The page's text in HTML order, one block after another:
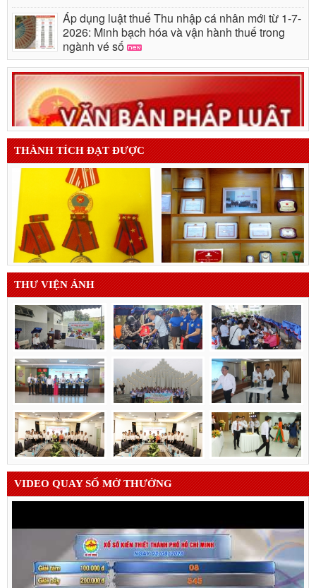
Áp dụng luật thuế Thu nhập cá nhân mới từ 1-7-
2026: Minh bạch hóa và vận hành thuế trong
ngành vé số
THÀNH TÍCH ĐẠT ĐƯỢC
THƯ VIỆN ẢNH
VIDEO QUAY SỐ MỞ THƯỞNG